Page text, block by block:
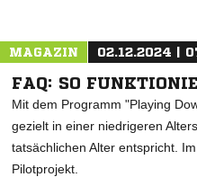
MAGAZIN 02.12.2024 |
FAQ: SO
Mit dem Programm "Playing
gezielt in einer niedrigeren
tatsächlichen Alter entspricht.
Pilotprojekt.